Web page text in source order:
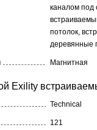
каналом под
потолок,
деревянные
Магнитная
Exility
Technical
121